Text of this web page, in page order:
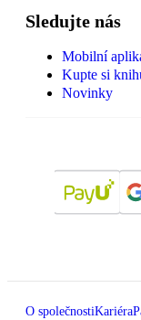
Sledujte nás
Mobilní
Kupte si
Novinky
O společnostiKariéra